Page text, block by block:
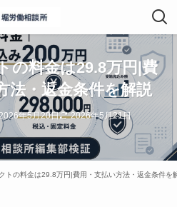
の料金は29.8万円|費
法・返金条件を解説
年5月20日
2026年5月21日
トの料金は29.8万円|費用・支払い方法・返金条件を